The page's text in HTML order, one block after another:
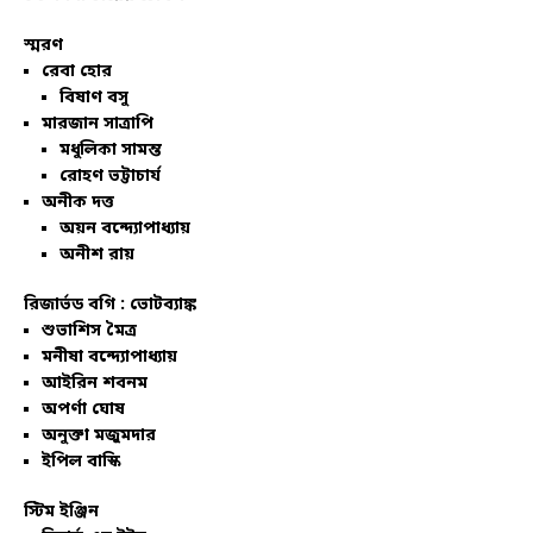
স্মরণ
রেবা হোর
বিষাণ বসু
মারজান সাত্রাপি
মধুলিকা সামন্ত
রোহণ ভট্টাচার্য
অনীক দত্ত
অয়ন বন্দ্যোপাধ্যায়
অনীশ রায়
রিজার্ভড বগি : ভোটব্যাঙ্ক
শুভাশিস মৈত্র
মনীষা বন্দ্যোপাধ্যায়
আইরিন শবনম
অপর্ণা ঘোষ
অনুক্তা মজুমদার
ইপিল বাস্কি
স্টিম ইঞ্জিন